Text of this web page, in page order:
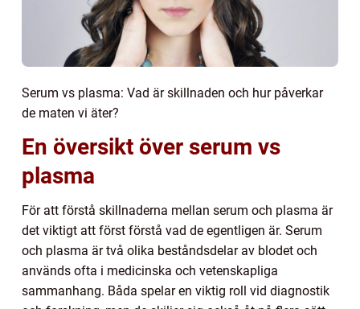
Serum vs plasma: Vad är skillnaden och hur påverkar
de maten vi äter?
En översikt över serum vs
plasma
För att förstå skillnaderna mellan serum och plasma är
det viktigt att först förstå vad de egentligen är. Serum
och plasma är två olika beståndsdelar av blodet och
används ofta i medicinska och vetenskapliga
sammanhang. Båda spelar en viktig roll vid diagnostik